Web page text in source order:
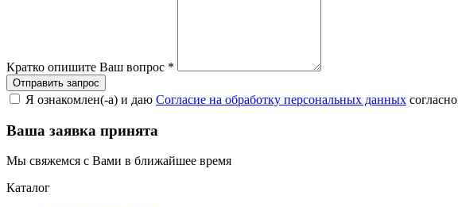
Кратко опишите Ваш вопрос *
Я ознакомлен(-а) и даю Согласие на обработку персональных данных согласно
Ваша заявка принята
Мы свяжемся с Вами в ближайшее время
Каталог